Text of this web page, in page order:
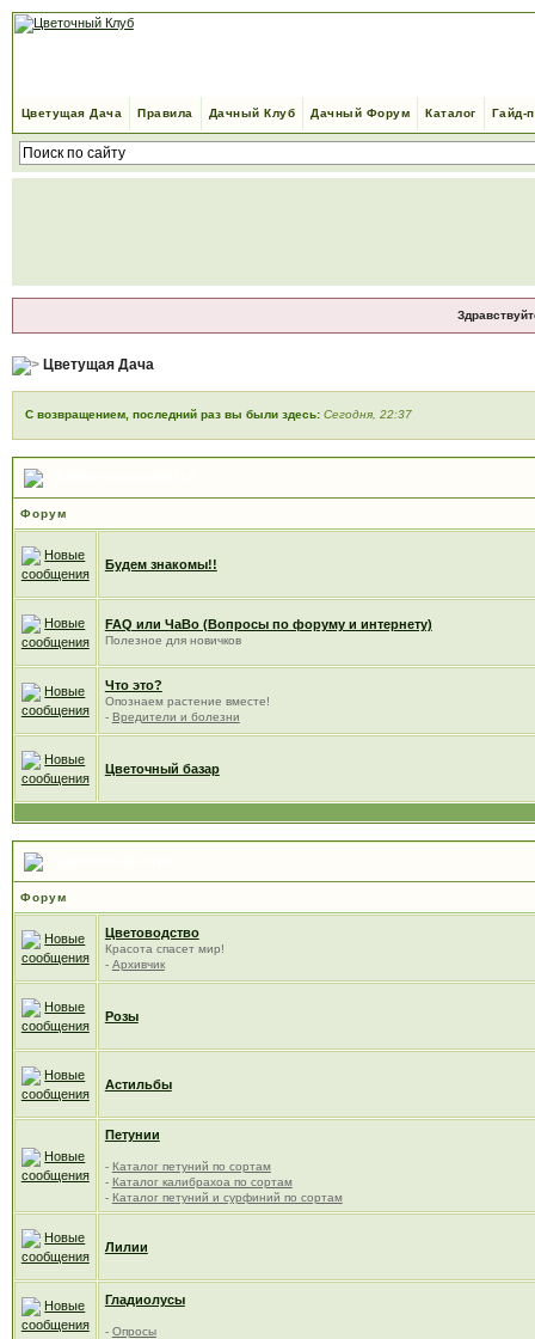
Цветущая Дача Правила Дачный Клуб Дачный Форум Каталог Гайд-
Цветущая Дача
С возвращением, последний раз вы были здесь: Сегодня, 22:37
Форум
Будем знакомы!!
FAQ или ЧаВо (Вопросы по форуму и интернету)
Полезное для новичков
Что это?
Опознаем растение вместе!
- Вредители и болезни
Цветочный базар
Форум
Цветоводство
Красота спасет мир!
- Архивчик
Розы
Астильбы
Петунии
- Каталог петуний по сортам
- Каталог калибрахоа по сортам
- Каталог петуний и сурфиний по сортам
Лилии
Гладиолусы
- Опросы